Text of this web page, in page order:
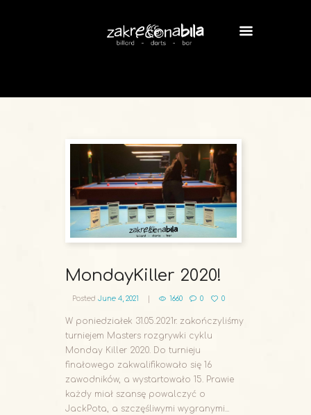
MondayKiller 2020!
Posted June 4, 2021 1660 0 0
W poniedziałek 31.05.2021r. zakończyliśmy
turniejem Masters rozgrywki cyklu
Monday Killer 2020. Do turnieju
finałowego zakwalifikowało się 16
zawodników, a wystartowało 15. Prawie
każdy miał szansę powalczyć o
JackPota, a szczęśliwymi wygranymi...